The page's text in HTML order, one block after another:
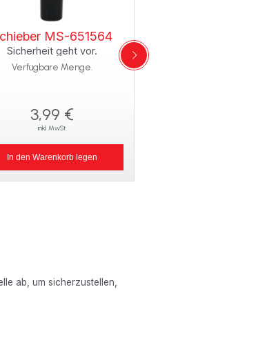
Schieber MS-651564
Sicherheit geht vor.
Verfügbare Menge.
3,99 €
inkl. MwSt
In den Warenkorb legen
ab, um sicherzustellen,